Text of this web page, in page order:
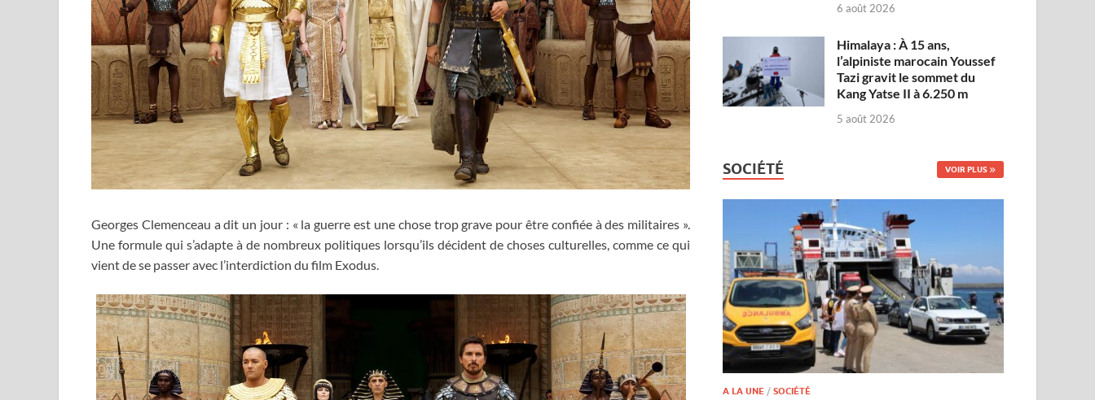
Georges Clemenceau a dit un jour : « la guerre est une chose trop grave pour être confiée à des militaires ».
Une formule qui s’adapte à de nombreux politiques lorsqu’ils décident de choses culturelles, comme ce qui
vient de se passer avec l’interdiction du film Exodus.
6 août 2026
Himalaya : À 15 ans,
l’alpiniste marocain Youssef
Tazi gravit le sommet du
Kang Yatse II à 6.250 m
5 août 2026
SOCIÉTÉ VOIR PLUS
A LA UNE /SOCIÉTÉ